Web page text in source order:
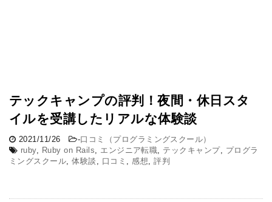
テックキャンプの評判！夜間・休日スタ
イルを受講したリアルな体験談
2021/11/26 -口コミ（プログラミングスクール）
ruby, Ruby on Rails, エンジニア転職, テックキャンプ, プログラ
ミングスクール,体験談 , 口コミ , 感想,評判